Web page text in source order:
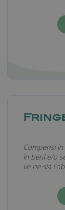
Compensi
in beni e/o
ve ne sia